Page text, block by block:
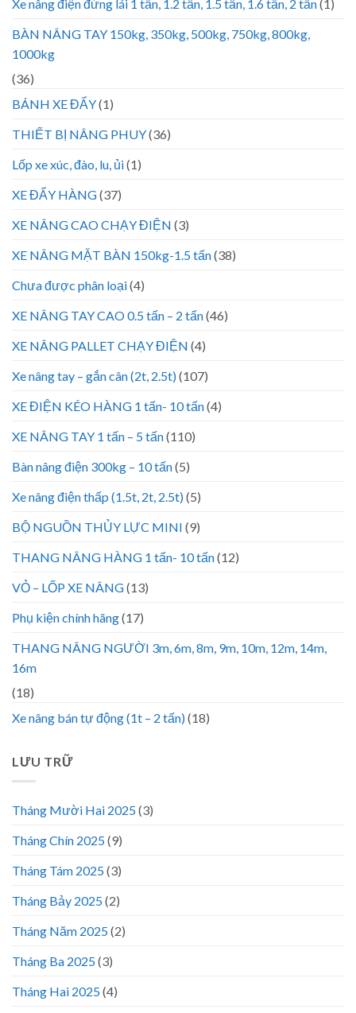
Xe nâng điện đứng lái 1 tấn, 1.2 tấn, 1.5 tấn, 1.6 tấn, 2 tấn(1)
BÀN NÂNG TAY 150kg, 350kg, 500kg, 750kg, 800kg,
1000kg
(36)
BÁNH XE ĐẨY(1)
THIẾT BỊ NÂNG PHUY(36)
Lốp xe xúc, đào, lu, ủi(1)
XE ĐẨY HÀNG(37)
XE NÂNG CAO CHẠY ĐIỆN (3)
XE NÂNG MẶT BÀN 150kg-1.5 tấn(38)
Chưa được phân loại(4)
XE NÂNG TAY CAO 0.5 tấn – 2 tấn(46)
XE NÂNG PALLET CHẠY ĐIỆN (4)
Xe nâng tay – gắn cân (2t, 2.5t)(107)
XE ĐIỆN KÉO HÀNG 1 tấn- 10 tấn(4)
XE NÂNG TAY 1 tấn – 5 tấn(110)
Bàn nâng điện 300kg – 10 tấn(5)
Xe nâng điện thấp (1.5t, 2t, 2.5t)(5)
BỘ NGUỒN THỦY LỰC MINI (9)
THANG NÂNG HÀNG 1 tấn- 10 tấn(12)
VỎ – LỐP XE NÂNG(13)
Phụ kiện chính hãng(17)
THANG NÂNG NGƯỜI 3m, 6m, 8m, 9m, 10m, 12m, 14m,
16m
(18)
Xe nâng bán tự động (1t – 2 tấn)(18)
LƯU TRỮ
Tháng Mười Hai 2025(3)
Tháng Chín 2025(9)
Tháng Tám 2025(3)
Tháng Bảy 2025(2)
Tháng Năm 2025(2)
Tháng Ba 2025(3)
Tháng Hai 2025(4)